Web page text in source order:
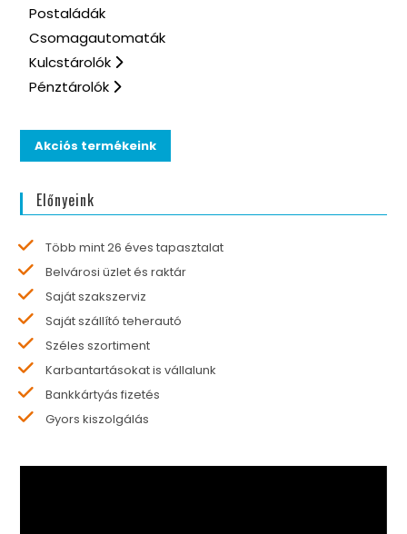
Postaládák
Csomagautomaták
Kulcstárolók
Pénztárolók
Akciós termékeink
Előnyeink
Több mint 26 éves tapasztalat
Belvárosi üzlet és raktár
Saját szakszerviz
Saját szállító teherautó
Széles szortiment
Karbantartásokat is vállalunk
Bankkártyás fizetés
Gyors kiszolgálás